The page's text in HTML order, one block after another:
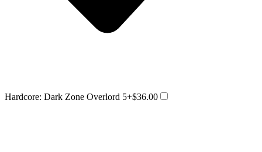
Hardcore: Dark Zone Overlord 5+$36.00